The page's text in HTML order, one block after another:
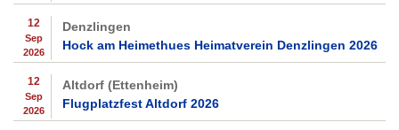
12
Sep
2026
Denzlingen
Hock am Heimethues Heimatverein Denzlingen 2026
12
Sep
2026
Altdorf (Ettenheim)
Flugplatzfest Altdorf 2026